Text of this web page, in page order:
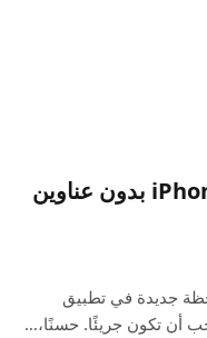
كيفية تدوين ملاحظات على iPhone بدون عناوين
جديدة في تطبيق